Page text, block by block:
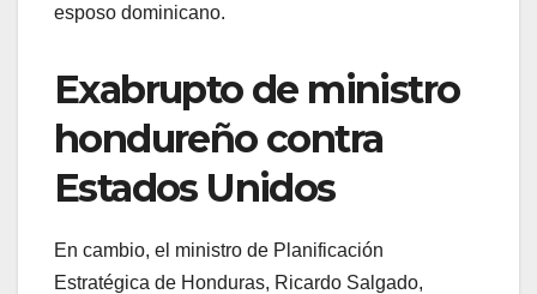
esposo dominicano.
Exabrupto de ministro
hondureño contra
Estados Unidos
En cambio, el ministro de Planificación
Estratégica de Honduras, Ricardo Salgado,